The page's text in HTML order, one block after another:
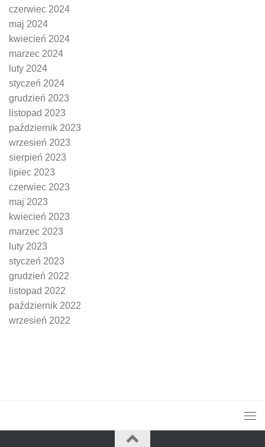
czerwiec 2024
maj 2024
kwiecień 2024
marzec 2024
luty 2024
styczeń 2024
grudzień 2023
listopad 2023
październik 2023
wrzesień 2023
sierpień 2023
lipiec 2023
czerwiec 2023
maj 2023
kwiecień 2023
marzec 2023
luty 2023
styczeń 2023
grudzień 2022
listopad 2022
październik 2022
wrzesień 2022